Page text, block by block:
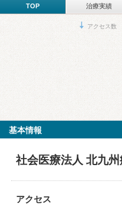
TOP 治療実績
アクセス数
基本情報
社会医療法人 北九
アクセス